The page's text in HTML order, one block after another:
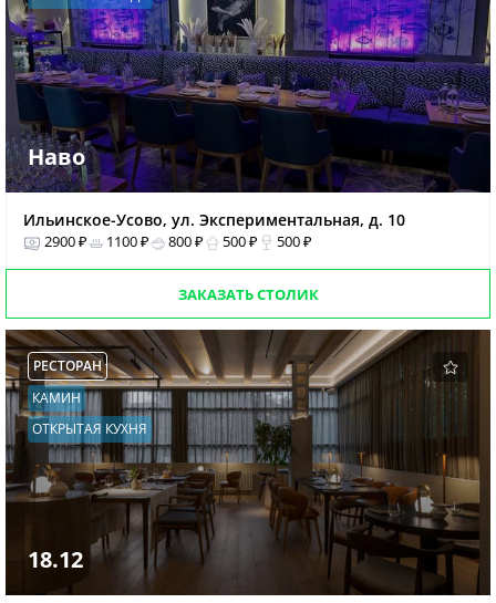
Наво
Ильинское-Усово, ул. Экспериментальная, д. 10
2900 ₽ 1100 ₽ 800 ₽ 500 ₽ 500 ₽
ЗАКАЗАТЬ СТОЛИК
РЕСТОРАН
КАМИН
ОТКРЫТАЯ КУХНЯ
18.12